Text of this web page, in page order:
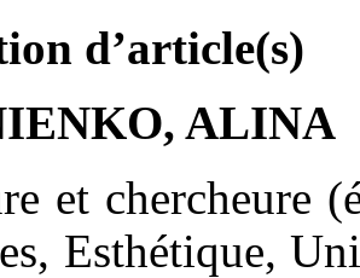
d’article(s)
ALINA
et chercheure
Esthétique,